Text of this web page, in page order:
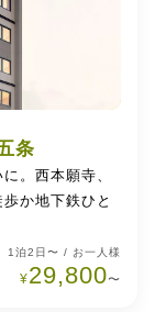
条
。西本願寺、
か地下鉄ひと
1泊2日〜 / お一人様
¥29,800〜